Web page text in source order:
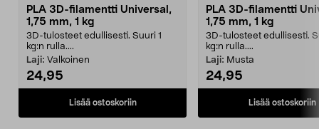
PLA 3D-filamentti Universal,
1,75 mm, 1 kg
3D-tulosteet edullisesti. Suuri 1
kg:n rulla....
Laji: Valkoinen
24,95
Lisää ostoskoriin
PLA 3D-filamentti
1,75 mm, 1 kg
3D-tulosteet edullisesti.
kg:n rulla....
Laji: Musta
24,95
Lisää ostoskoriin